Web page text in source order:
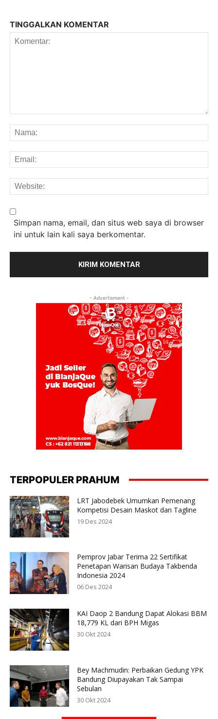
TINGGALKAN KOMENTAR
Simpan nama, email, dan situs web saya di browser
ini untuk lain kali saya berkomentar.
- Advertisment -
TERPOPULER PRAHUM
LRT Jabodebek Umumkan Pemenang
Kompetisi Desain Maskot dan Tagline
19 Des 2024
Pemprov Jabar Terima 22 Sertifikat
Penetapan Warisan Budaya Takbenda
Indonesia 2024
06 Des 2024
KAI Daop 2 Bandung Dapat Alokasi BBM
18,779 KL dari BPH Migas
30 Okt 2024
Bey Machmudin: Perbaikan Gedung YPK
Bandung Diupayakan Tak Sampai
Sebulan
30 Okt 2024